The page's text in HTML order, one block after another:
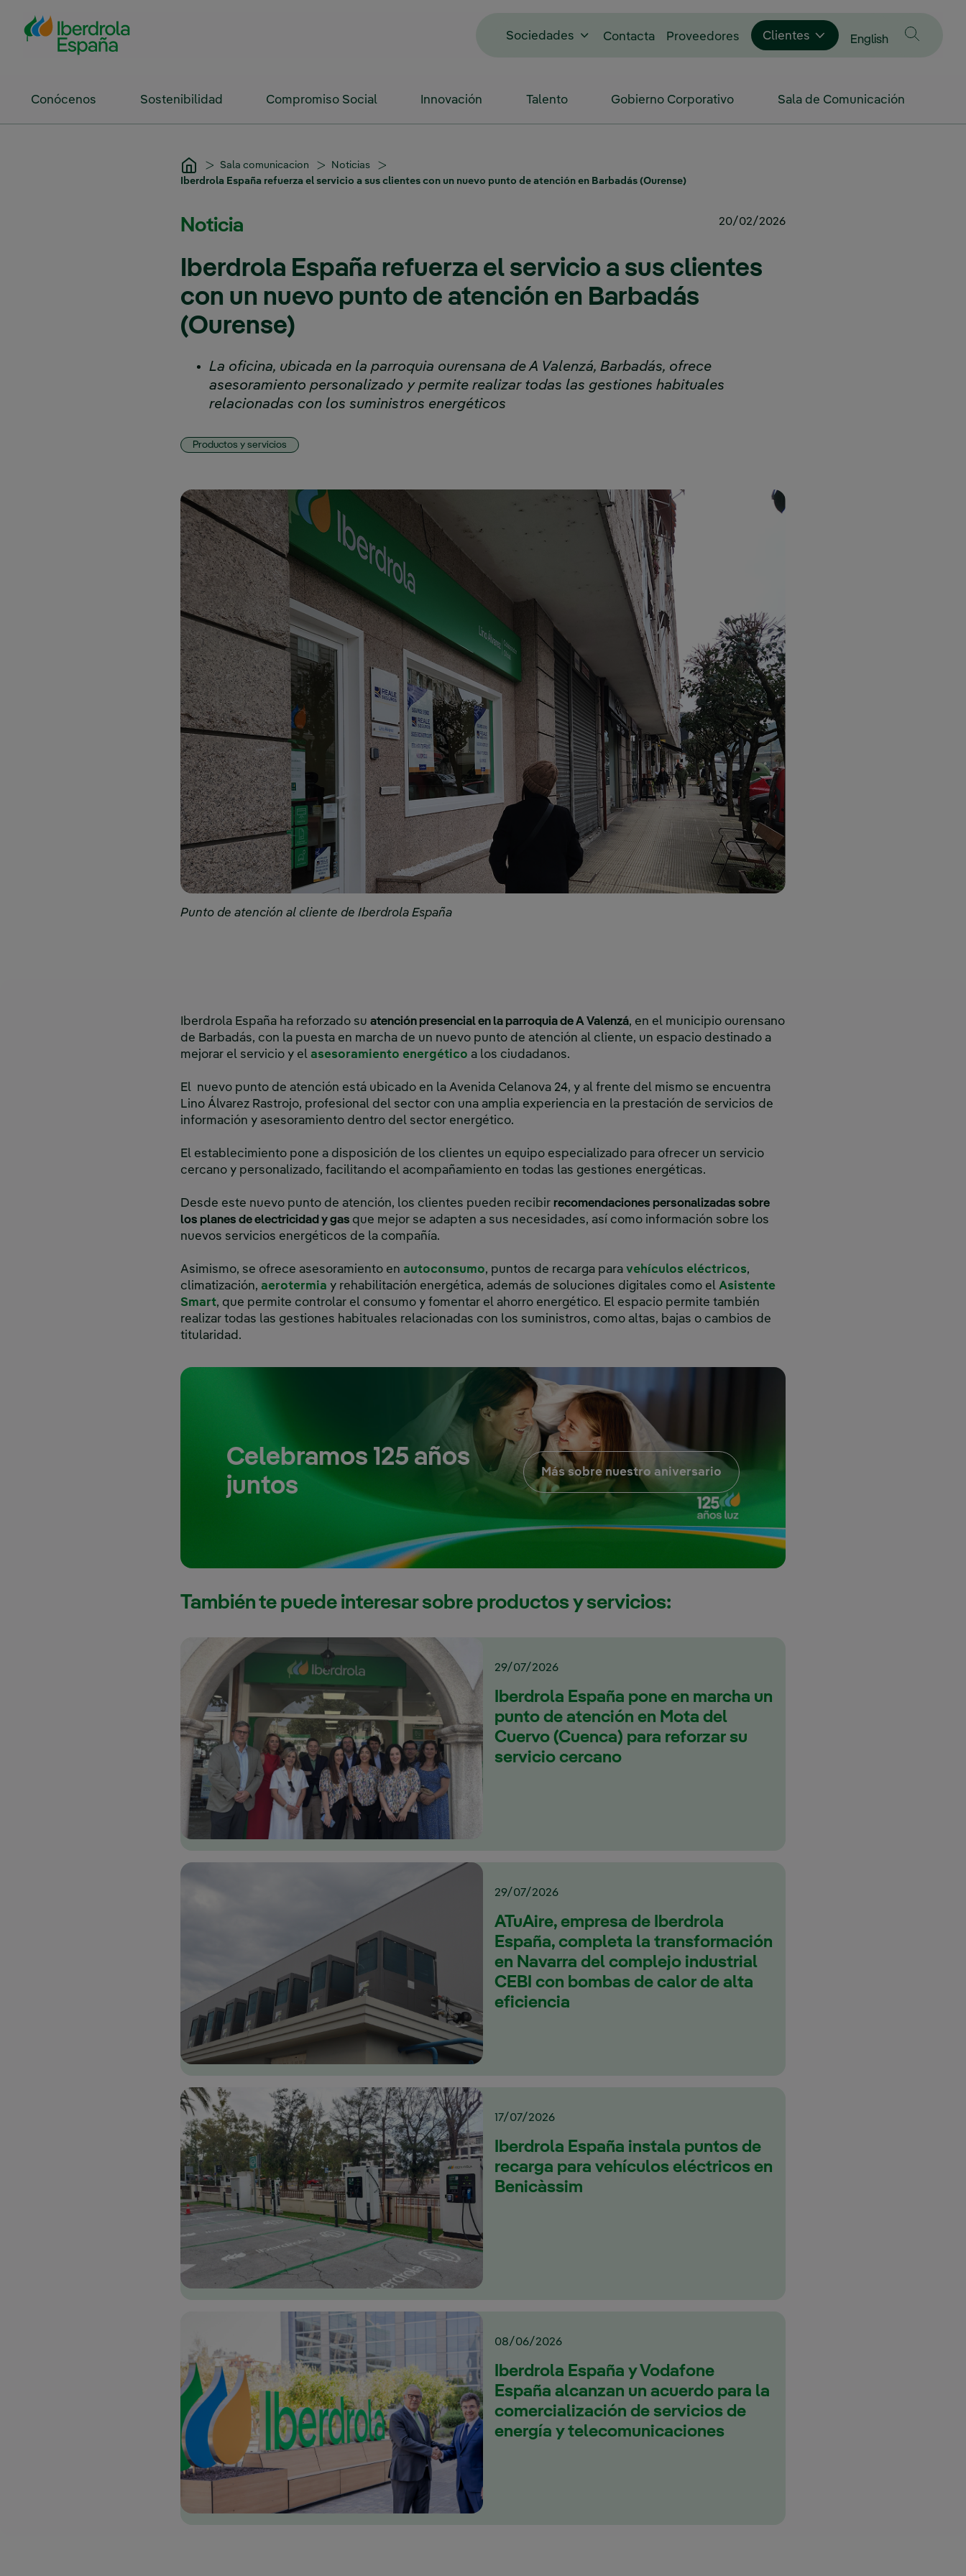
Saltar al contenido principal
Sociedades Contacta ProveedoresEnlace externo, se abre en ventana
Clientes Cambiar idioma a
English
Conócenos Sostenibilidad Compromiso Social Innovación Talento Gobierno Corporativo Sala de Comunicación
Sala comunicacion
Noticias
Iberdrola España refuerza el servicio a sus clientes con un nuevo punto de atención en Barbadás (Ourense)
Noticia 20/02/2026
Iberdrola España refuerza el servicio a sus clientes
con un nuevo punto de atención en Barbadás
(Ourense)
La oficina, ubicada en la parroquia ourensana de A Valenzá, Barbadás, ofrece
asesoramiento personalizado y permite realizar todas las gestiones habituales
relacionadas con los suministros energéticos
Productos y servicios
Punto de atención al cliente de Iberdrola España
Iberdrola España ha reforzado su atención presencial en la parroquia de A Valenzá, en el municipio ourensano
de Barbadás, con la puesta en marcha de un nuevo punto de atención al cliente, un espacio destinado a
mejorar el servicio y el asesoramiento energético a los ciudadanos.
El nuevo punto de atención está ubicado en la Avenida Celanova 24, y al frente del mismo se encuentra
Lino Álvarez Rastrojo, profesional del sector con una amplia experiencia en la prestación de servicios de
información y asesoramiento dentro del sector energético.
El establecimiento pone a disposición de los clientes un equipo especializado para ofrecer un servicio
cercano y personalizado, facilitando el acompañamiento en todas las gestiones energéticas.
Desde este nuevo punto de atención, los clientes pueden recibir recomendaciones personalizadas sobre
los planes de electricidad y gas que mejor se adapten a sus necesidades, así como información sobre los
nuevos servicios energéticos de la compañía.
Asimismo, se ofrece asesoramiento en autoconsumo, puntos de recarga para vehículos eléctricos,
climatización, aerotermia y rehabilitación energética, además de soluciones digitales como el Asistente
Smart, que permite controlar el consumo y fomentar el ahorro energético. El espacio permite también
realizar todas las gestiones habituales relacionadas con los suministros, como altas, bajas o cambios de
titularidad.
Celebramos 125 años
juntos
Más sobre nuestro aniversario Enlace externo, se abre en ventana
También te puede interesar sobre productos y servicios:
29/07/2026
Iberdrola España pone en marcha un
punto de atención en Mota del
Cuervo (Cuenca) para reforzar su
servicio cercano
29/07/2026
ATuAire, empresa de Iberdrola
España, completa la transformación
en Navarra del complejo industrial
CEBI con bombas de calor de alta
eficiencia
17/07/2026
Iberdrola España instala puntos de
recarga para vehículos eléctricos en
Benicàssim
08/06/2026
Iberdrola España y Vodafone
España alcanzan un acuerdo para la
comercialización de servicios de
energía y telecomunicaciones